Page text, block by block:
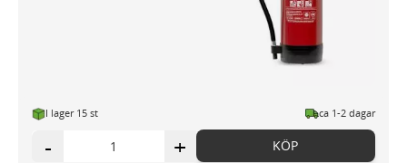
I lager 15 st ca 1-2 dagar
- + KÖP